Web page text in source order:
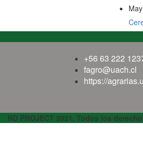
May
+56 63 222
fagro@uach.cl
https://
RD PROJECT 2021, Todos los